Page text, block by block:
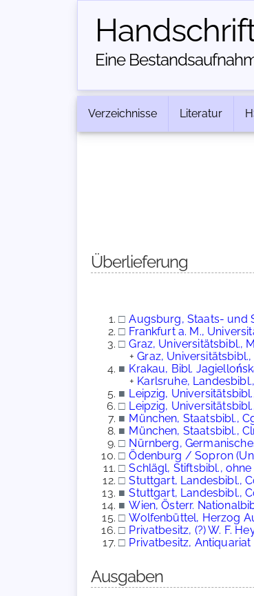
Eine
Verzeichnisse Literatur
Überlieferung
□ Augsburg, Staats- und
□ Frankfurt a. M.,
□ Graz, Universitätsbibl.,
+Graz,
■ Krakau, Bibl.
+ Karlsruhe,
■ Leipzig,
□ Leipzig,
■ München, Staatsbibl.,
■ München, Staatsbibl.,
□ Nürnberg,
□ Ödenburg / Sopron
□ Schlägl, Stiftsbibl., ohne
□ Stuttgart, Landesbibl.,
■ Stuttgart, Landesbibl.,
■ Wien, Österr.
□ Wolfenbüttel, Herzog
□ Privatbesitz, (?) W. F.
□ Privatbesitz, Antiquariat
Ausgaben